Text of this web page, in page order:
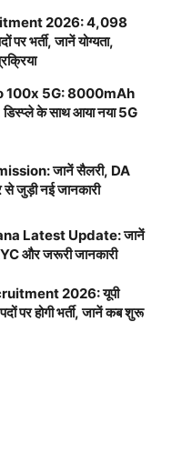
2026: 4,098
पर भर्ती, जानें योग्यता,
100x 5G: 8000mAh
के साथ आया नया 5G
जानें सैलरी, DA
जुड़ी नई जानकारी
Latest Update: जानें
और जरूरी जानकारी
2026: यूपी
पर होगी भर्ती, जानें कब शुरू